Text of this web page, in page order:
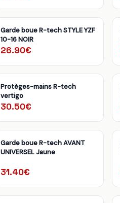
Garde boue R-tech STYLE YZF
10-16 NOIR
26.90€
Protèges-mains R-tech
vertigo
30.50€
Garde boue R-tech AVANT
UNIVERSEL Jaune
31.40€